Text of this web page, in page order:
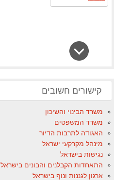
קישורים חשובים
משרד הבינוי והשיכון
משרד המשפטים
האגודה לתרבות הדיור
מינהל מקרקעי ישראל
נגישות בישראל
התאחדות הקבלנים והבונים בישראל
ארגון לגננות ונוף בישראל